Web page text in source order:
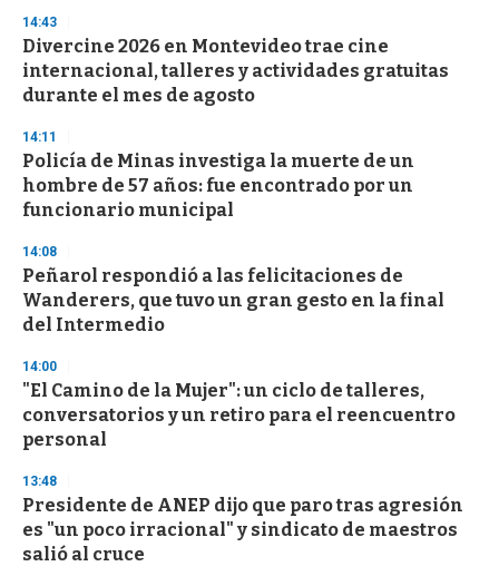
s
e
c
o
n
14:43
Divercine 2026 en Montevideo trae cine
internacional, talleres y actividades gratuitas
durante el mes de agosto
14:11
Policía de Minas investiga la muerte de un
hombre de 57 años: fue encontrado por un
funcionario municipal
14:08
Peñarol respondió a las felicitaciones de
Wanderers, que tuvo un gran gesto en la final
del Intermedio
14:00
"El Camino de la Mujer": un ciclo de talleres,
conversatorios y un retiro para el reencuentro
personal
13:48
Presidente de ANEP dijo que paro tras agresión
es "un poco irracional" y sindicato de maestros
salió al cruce